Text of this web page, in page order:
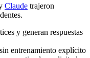
Claude trajeron
y generan respuestas
entrenamiento explícito